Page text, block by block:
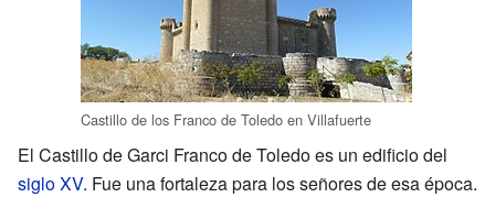
Castillo de los Franco de Toledo en Villafuerte
El Castillo de Garci Franco de Toledo es un edificio del
siglo XV. Fue una fortaleza para los señores de esa época.